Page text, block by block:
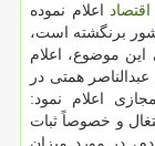
اقتصاد اعلام نموده
برنگشته است،
موضوع، اعلام
عبدالناصر همتی در
اعلام نمود:
و خصوصاً ثبات
در مورد میزان